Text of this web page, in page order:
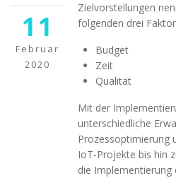
11
Februar
2020
Zielvorstellungen
folgenden drei
Budget
Zeit
Qualität
Mit der
unterschiedliche
Prozessoptimierung
IoT-Projekte bis hin
die Implementierung